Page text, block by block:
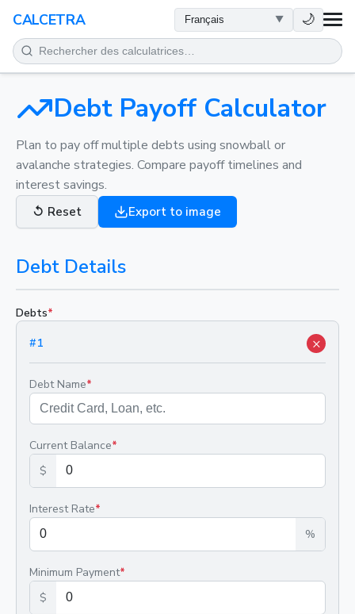
CALCETRA 🌙
MATHÉMATIQUES
CONVERSIONS
SCIENCE
QUOTIDIEN
AUTRES OUTILS
Debt Payoff Calculator
Plan to pay off multiple debts using snowball or
avalanche strategies. Compare payoff timelines and
interest savings.
↺ Reset Export to image
Debt Details
Debts*
#1 ×
Debt Name*
Current Balance*
$
Interest Rate*
%
Minimum Payment*
$